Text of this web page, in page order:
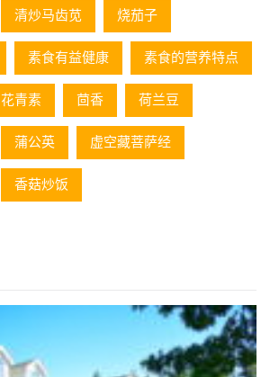
清炒马齿苋 烧茄子
素食有益健康 素食的营养特点
花青素 茴香 荷兰豆
蒲公英 虚空藏菩萨经
香菇炒饭